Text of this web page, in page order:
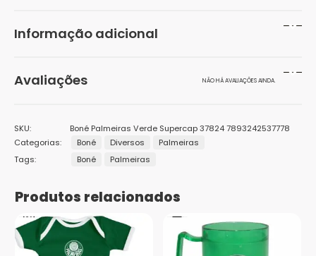
Informação adicional
Avaliações NÃO HÁ AVALIAÇÕES AINDA.
Dourado Relevo Supercap”
O seu endereço de e-mail não será publicado.
Sua avaliação*
1
estrelas
2 de
estrelas
3 de 5
estrelas
4 de 5
estrelas
5 de 5
estrelas
Sua avaliação sobre o produto*
SKU:
Boné Palmeiras Verde Supercap 37824 7893242537778
Categorias:
Boné Diversos
Palmeiras
Tags:
Boné Palmeiras
Produtos relacionados